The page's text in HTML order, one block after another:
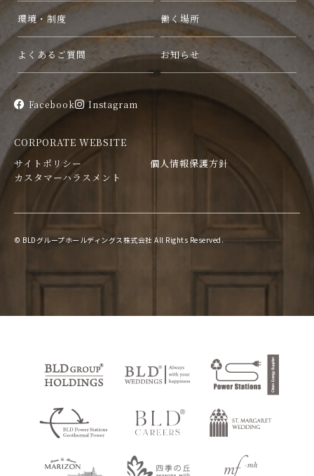
環境・制度 働く場所
よくあるご質問 お知らせ
Facebook Instagram
CORPORATE WEBSITE
サイトポリシー
個人情報保護方針
カスタマーハラスメント
© BLDグループホールディングス株式会社 All Rights Reserved.